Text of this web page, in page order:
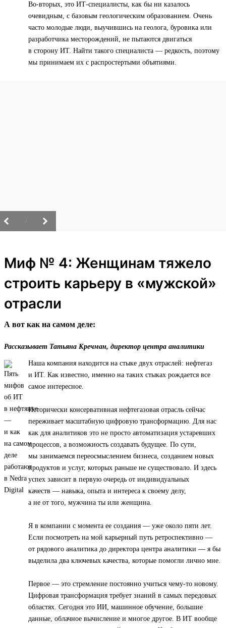
Во-вторых, это ИТ-специалисты, как бы ни казалось
очевидным, с базовым геологическим образованием. Очень
часто молодые люди, выучившись на геолога, буровика или
разработчика месторождений, не пытаются двигаться
в сторону ИТ. Найти такого специалиста — редкость, поэтому
мы принимаем их с распростертыми объятиями.
Миф № 4: Женщинам тяжело
строить карьеру в «мужской»
отрасли
А вот как на самом деле:
Рассказывает Татьяна Кречман, директор центра аналитики
Наша компания находится на стыке двух отраслей: нефтегаз
и ИТ. Как известно, именно на таких стыках рождается все
самое интересное.
Исторически консервативная нефтегазовая отрасль сейчас
переживает масштабную цифровую трансформацию. Для нас
как для аналитиков это не просто автоматизация устаревших
процессов, а возможность создавать будущее. По сути,
мы занимаемся переосмыслением бизнеса, созданием новых
продуктов и услуг, которых раньше не существовало. И здесь
успех зависит в первую очередь от индивидуальных
качеств — навыка, опыта и интереса к своему делу,
а не от того, мужчина ты или женщина.
Я в компании с момента ее создания — уже около пяти лет.
Если посмотреть на мой карьерный путь ретроспективно —
от рядового аналитика до директора центра аналитики — я бы
выделила два ключевых качества, которые помогли лично мне.
Первое — это стремление постоянно учиться чему-то новому.
Цифровая трансформация требует знаний в самых передовых
областях. Сегодня это ИИ, машинное обучение, большие
данные, облачное вычисление и многое другое. В ИТ вообще